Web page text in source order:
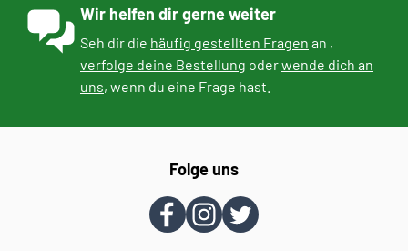
Wir helfen dir gerne weiter
Seh dir die häufig gestellten Fragen an ,
verfolge deine Bestellung oderwende dich an
uns, wenn du eine Frage hast.
Folge uns